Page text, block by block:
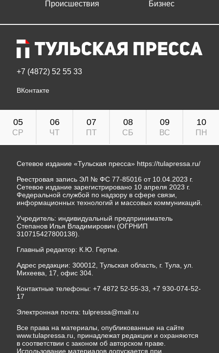
Происшествия
Бизнес
+7 (4872) 52 55 33
ВКонтакте
05
СР
06
ЧТ
07
ПТ
08
СБ
09
ВС
10
ПН
Сетевое издание «Тульская пресса» https://tulapressa.ru/
Реестровая запись ЭЛ № ФС 77-85016 от 10.04.2023 г.
Сетевое издание зарегистрировано 10 апреля 2023 г.
Федеральной службой по надзору в сфере связи,
информационных технологий и массовых коммуникаций.
Учредитель: индивидуальный предприниматель
Степанов Илья Владимирович (ОГРНИП
310715427800138).
Главный редактор: К.Ю. Гертье.
Адрес редакции: 300012, Тульская область, г. Тула, ул.
Михеева, 17, офис 304.
Контактные телефоны: +7 4872 52-55-33, +7 930-074-52-
17
Электронная почта: tulpressa@mail.ru
Все права на материалы, опубликованные на сайте
www.tulapressa.ru, принадлежат редакции и охраняются
в соответствии с законом об авторском праве.
Использование материалов допускается при